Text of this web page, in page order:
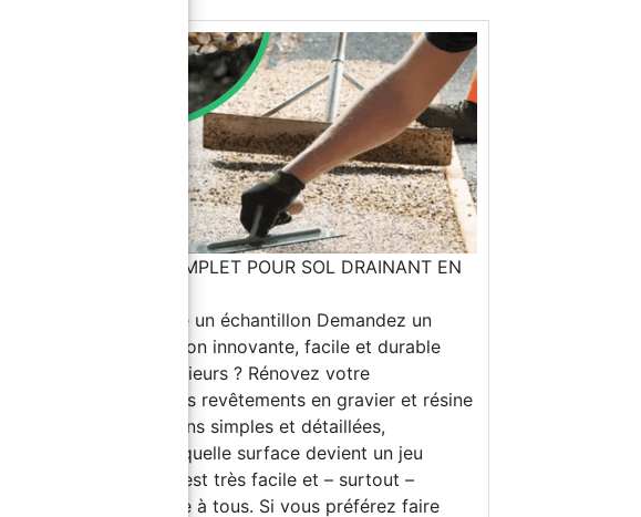
STONEDRAIN - KIT COMPLET POUR SOL DRAINANT EN
Tu n'es pas sûr ? Essaie un échantillon Demandez un devis gratuit Une solution innovante, facile et durable pour vos espaces extérieurs ? Rénovez votre environnement avec des revêtements en gravier et résine ! Grâce à nos instructions simples et détaillées, transformer n'importe quelle surface devient un jeu d'enfant : l'application est très facile et – surtout – économique, accessible à tous. Si vous préférez faire appel à un professionnel, cliquez sur le bouton ci-dessous pour découvrir la liste de nos applicateurs partenaires. (Le service de pose et de transport n’est pas inclus dans le prix) Liste des poseurs disponible Télécharger le catalogue https://www.youtube.com/watch?v=Mqk4ahWeHtY&list=TLGGlY_nd0vgkooxNTA1MjAyNQ&t Caractéristiques du Produit : Facile à appliquer : Aucune expérience requise. Suivez nos instructions étape par étape pour un résultat impeccable. Notre résine transparente, appliquée au pinceau ou au rouleau, garantit une préparation parfaite du support. Pratique : Compatible avec tous types de graviers lavés et séchés. Économique : Évitez des travaux de rénovation coûteux et redonnez facilement vie à vos surfaces avec un budget réduit. Personnalisable : Choisissez parmi une large gamme de granulométries et de couleurs pour créer la surface parfaite pour votre espace. Que vous souhaitiez rénover votre jardin ou aménager vos extérieurs, nous sommes là pour donner vie à vos envies ! Voici comment l’appliquer https://www.youtube.com/watch?v=pKtWpD5FSAg Nos couleurs Blanc Sost Ivoire Dorè Gris Flanel Tolosa Rouge Cardinal Blanc Carrara Gris Bardiglio Gris Occhialino Jaune Mori Rouge Vérone Noir Ébène Applications Réalisation de revêtements décoratifs continus, drainants, antidérapants et carrossables. Revêtements à effet gravier pour une large gamme d’environnements urbains : bords de piscine, pistes cyclables, allées, ruelles, places, balcons, terrasses, espaces communs résidentiels, cours et parkings. Revêtements pour centres commerciaux et espaces publics aménagés. Propriétés principales: Haute résistance mécanique, aux chocs et à l'usure Effet antidérapant pour une sécurité accrue Excellente résistance aux chocs thermiques, assurant une durabilité dans le temps. Effet drainant pour prévenir les stagnations d'eau. Très faible entretien dans le temps, réduisant les coûts et les inconvénients. Émission très faible de composés organiques volatils (VOC FREE), assurant un environnement plus sain. Résistant aux agents atmosphériques et aux rayons UV, pour une longue durabilité et une brillance des couleurs. Excellente résistance chimique, protégeant la surface contre la corrosion et les dommages. Excellente adhérence aux supports, garantissant une pose stable et sécurisée. Facilité d'utilisation, rendant le processus d'installation simple et efficace. Très faible indice de jaunissement, préservant l'aspect d'origine au fil du temps. FAQ Générales Quels types de résines proposez-vous pour les revêtements de sol ? Nous proposons des résines pour les sols industriels à base de ciment, des sols autolissants colorés, des sols pour garages, des revêtements drainants avec des graviers et des revêtements pour carrelages. Quels types de résines proposez-vous pour les revêtements de sol ? Nous proposons des résines pour les sols industriels à base de ciment, des sols autolissants colorés, des sols pour garages, des revêtements drainants avec des graviers et des revêtements pour carrelages. Quels sont les avantages des résines par rapport à d'autres matériaux pour les sols ? Les résines offrent une haute résistance à l’usure, une facilité d’entretien, une durabilité, une imperméabilité et une esthétique personnalisable. Y a-t-il des conditions climatiques particulières nécessaires pour l'application des résines ? Oui, l’application des résines nécessite des conditions climatiques spécifiques pour assurer une adhérence et une solidification correctes. Il est préférable d’éviter des températures trop basses ou trop élevées ainsi qu’une humidité élevée. Revêtements de sol drainants en graviers Qu'est-ce qu'un pavement drainant ? Un pavement drainant est une surface conçue pour permettre à l’eau (de pluie ou autre) de passer à travers, évitant ainsi les stagnations et réduisant le risque d’inondation. Il est composé d’un mélange spécial de gravier et de résine, qui permet une dispersion optimale du flux d’eau vers le sous-sol. Qu'est-ce qu'un pavement drainant ? Un pavement drainant est une surface conçue pour permettre à l’eau (de pluie ou autre) de passer à travers, évitant ainsi les stagnations et réduisant le risque d’inondation. Il est composé d’un mélange spécial de gravier et de résine, qui permet une dispersion optimale du flux d’eau vers le sous-sol. Quels sont les avantages d'un pavement drainant ? Esthétique agréable et personnalisable Coûts d’application très bas Excellent drainage de l’eau Résistance aux intempéries et au gel Surface antidérapante Faible entretien Possibilité de le faire soi-même Durabilité accrue par rapport aux revêtements traditionnels dans les zones à fortes précipitations Dans quels environnements est-il conseillé d'installer un pavement drainant ? Zones extérieures sujettes à des pluies fréquentes Parkings et allées Jardins et cours Zones piétonnes et cyclables Espaces publics tels que les places et les parcs Espaces communs tels que les terrasses et les places Quels matériaux sont utilisés pour réaliser un pavement drainant ? Apprêt époxy Graviers sélectionnés, lavés et séchés Liant époxy Combien de temps faut-il pour une application complète ? L’application est extrêmement rapide : si elle est appliquée le matin (à au moins 20°C), elle sera praticable pour un trafic léger après environ 12 heures. La dureté maximale (circulable) est atteinte après environ 36-48 heures (selon la température ambiante). À des températures élevées, ces délais sont considérablement réduits, accélérant le processus de durcissement. Comment installer un pavement drainant ? Préparation du substrat existant avec un apprêt époxy et du sable de quartz Placement du matériau drainant (mélange de gravier et de résine) Compactage et nivellement du pavement Scellement ou traitement de surface, si nécessaire Quel est l'entretien nécessaire pour un pavement drainant ? Le pavement drainant est très résistant et ne nécessite pas de soins particuliers différents de tout autre pavement extérieur. Quelle est la durée de vie d'un pavement drainant ? La durée de vie dépend de plusieurs facteurs, mais en général, le pavement peut durer des décennies avec un entretien approprié. Les pavements drainants sont-ils écologiques ? Oui, ils aident à gérer l’eau de pluie de manière plus durable, réduisent le risque d’inondation et peuvent contribuer à la recharge des nappes phréatiques. Quels sont les coûts associés à l'installation d'un pavement drainant ? Les coûts sont généralement très bas et varient en fonction des mètres carrés sélectionnés et des conditions du site. Le prix du cycle ResinPro commence à 19,90 €/m². Contactez notre support technique pour un devis personnalisé. Les pavements drainants sont-ils adaptés aux climats froids ? Oui, mais il est important que l’installation soit effectuée correctement. Puis-je installer le pavement drainant moi-même ? Certainement, l’application est simple et rapide, ne nécessitant pas de compétences spécifiques. Pour les grandes surfaces, il est recommandé d’utiliser une bétonnière pour faciliter le mélange entre le gravier et la résine. Un service d'installation est-il prévu ? Actuellement, non, ResinPro vend uniquement le matériel qui sera livré à votre domicile. Vous pouvez contacter une entreprise de construction de confiance et la mettre en relation avec nous pour une assistance technique Les pavements drainants sont-ils adaptés aux zones à fort trafic ? Oui, les pavements drainants en gravier et résine sont durables et adaptés aux zones piétonnes, allées et parkings, à condition d’utiliser des matériaux et des techniques d’installation appropriés. Est-il possible de l'appliquer sur de la terre battue ? Oui, c’est possible. Pour un trafic léger, une couche de 1.5 cm est suffisante. Pour les véhicules lourds, une base en ciment d’au moins 7-8 cm ou l’application d’une grille de protection avec un mélange plus épais est recommandée. Vous avez des doutes ? Demandez-nous comment faire ! Quelle est la meilleure période pour appliquer le pavement drainant? La résine catalyse dans diverses conditions. La température minimale recommandée est de 10°C. Par temps chaud, les temps de catalyse sont réduits. Combien de temps faut-il pour l'application ? Votre application sera prête en moins de 24 heures. Une personne sans expérience peut appliquer environ 5 m² par heure, y compris la préparation. Plus il y a d’applicateurs impliqués, plus les temps de traitement sont courts. Que se passe-t-il si le pavement se casse ? En cas de fissures, il suffit d’appliquer une nouvelle couche de résine ou un nouveau mélange pour que le pavement redevienne comme neuf. À quoi dois-je faire attention pendant l'application ? Dosage correct de la résine Surfaces sèches, car l’humidité et les surfaces mouillées sont les ennemies de la résine. Puis-je utiliser du gravier ou des pierres que j'ai à la maison ? Oui, mais ils doivent être lavés et séchés pour éviter les problèmes de durcissement de la résine et les défauts esthétiques. Que vais-je recevoir à la maison après avoir passé une commande ? En fonction de la quantité commandée, vous recevrez une palette ou une petite palette avec tout le matériel prêt à l’emploi. J'ai peur de ne pas savoir comment appliquer le pavement, que puis-je faire ? Ne vous inquiétez pas, ResinPro offre une assistance téléphonique et vidéo. L’application est simple, vous n’aurez qu’à bien mélanger la résine et les graviers. Contacts Comment puis-je vous contacter pour plus d'informations ? Vous pouvez nous contacter par e-mail, téléphone ou WhatsApp. Tous les détail